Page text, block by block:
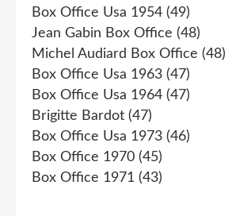
Box Office Usa 1954 (49)
Jean Gabin Box Office (48)
Michel Audiard Box Office (48)
Box Office Usa 1963 (47)
Box Office Usa 1964 (47)
Brigitte Bardot (47)
Box Office Usa 1973 (46)
Box Office 1970 (45)
Box Office 1971 (43)